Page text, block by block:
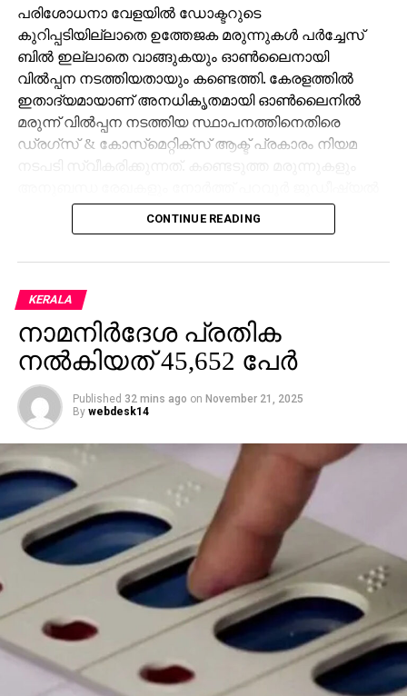
പരിശോധനാ വേളയില്‍ ഡോക്ടറുടെ
കുറിപ്പടിയില്ലാതെ ഉത്തേജക മരുന്നുകള്‍ പര്‍ച്ചേസ്
ബില്‍ ഇല്ലാതെ വാങ്ങുകയും ഓണ്‍ലൈനായി
വില്‍പ്പന നടത്തിയതായും കണ്ടെത്തി. കേരളത്തില്‍
ഇതാദ്യമായാണ് അനധികൃതമായി ഓണ്‍ലൈനില്‍
മരുന്ന് വില്‍പ്പന നടത്തിയ സ്ഥാപനത്തിനെതിരെ
ഡ്രഗ്‌സ് & കോസ്‌മെറ്റിക്‌സ് ആക്ട് പ്രകാരം നിയമ
ഫസ്റ്റ് ക്ലാസ്സ് മജിസ്‌ട്രേറ്റ് കോടതിയില്‍ ഹാജരാക്കി.
ആവശ്യമായ ഇടപെടലുകള്‍ നടത്താനും കേരളം
നേരത്തെ കേന്ദ്ര ആരോഗ്യമന്ത്രാലയത്തിനോട്
അഭ്യര്‍ത്ഥിച്ചിരുന്നു. അത്തരം സ്ഥാപനങ്ങള്‍ക്കെതിരെ
കര്‍ശന നടപടി സ്വീകരിക്കാന്‍ ഡ്രഗ്‌സ്
കണ്‍ട്രോള്‍ക്കും നിര്‍ദേശം നല്‍കിയിരുന്നു.
കേരളത്തില്‍ നിന്ന് ഇത്തരത്തില്‍ ഓണ്‍ലൈന്‍ മരുന്ന്
വ്യാപാരം നടക്കുന്നതായി വിവരം ഉണ്ടായിരുന്നില്ല.
എന്നാല്‍ ഇങ്ങനെയൊരു സ്ഥാപനം വഴി
ഓണ്‍ലൈനാഴി മരുന്ന് വ്യാപാരം നടക്കുന്നതായി
സംശയം ഉണ്ടായതിനെ തുടര്‍ന്ന് ഡ്രഗ്‌സ് കണ്‍ട്രോള്‍
വകുപ്പ് അത് കണ്ടെത്താനുള്ള ശ്രമം ആരംഭിച്ചു.
വകുപ്പിലെ ഉദ്യോഗസ്ഥന്‍ അവരുടെ വെബ്‌സൈറ്റില്‍
കയറി ഓണ്‍ലൈനായി ഡോക്ടറുടെ കുറിപ്പടി ഇല്ലാതെ
മരുന്ന് ആവശ്യപ്പെട്ടപ്പോള്‍ ഒരു തടസവുമില്ലാതെ
അയച്ചു കൊടുത്തു. അതേസമയം അതിലെ അഡ്ഡ്രസ്
വ്യാജമായിരുന്നു. വില്‍പന നടത്തിയ സ്ഥാപനം
കണ്ടെത്താന്‍ ഇതോടെ ബുദ്ധിമുട്ടായി. പിന്നീട്
വിദഗ്ധമായി പിന്തുടര്‍ന്നാണ് ചെയ്താണ് റെയ്ഡ്
നടത്തിയത്.
CONTINUE READING
KERALA
നാമനിര്‍ദേശ പ്രതിക
നല്‍കിയത് 45,652 പേര്‍
Published 32 mins ago on November 21, 2025
By webdesk14